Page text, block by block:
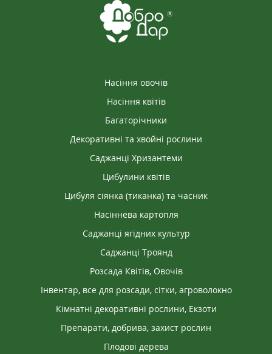
Насіння овочів
Насіння квітів
Багаторічники
Декоративні та хвойні рослини
Саджанці Хризантеми
Цибулини квітів
Цибуля сіянка (тиканка) та часник
Насіннева картопля
Саджанці ягідних культур
Саджанці Троянд
Розсада Квітів, Овочів
Інвентар, все для розсади, сітки, агроволокно
Кімнатні декоративні рослини, Екзоти
Препарати, добрива, захист рослин
Плодові дерева